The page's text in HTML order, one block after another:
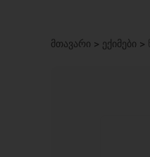
მთავარი > ექიმები >